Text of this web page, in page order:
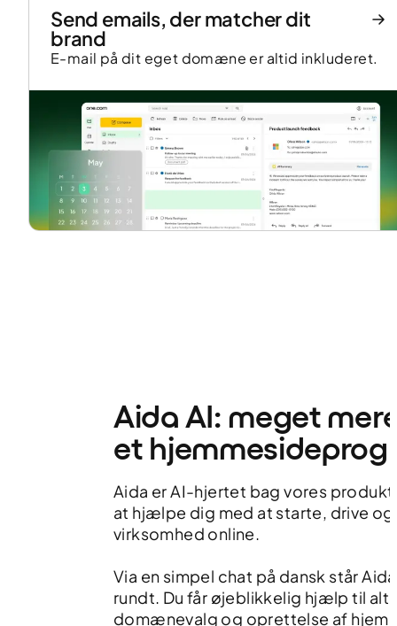
Send emails, der matcher dit
brand
E-mail på dit eget domæne er altid inkluderet.
Aida AI: meget
et
Aida er AI-hjertet bag vores
at hjælpe dig med at starte, drive og
virksomhed online.
Via en simpel chat på dansk står
rundt. Du får øjeblikkelig hjælp til alt
domænevalg og oprettelse af